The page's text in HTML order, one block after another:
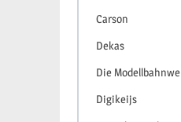
Carson
Dekas
Die
Digikeijs